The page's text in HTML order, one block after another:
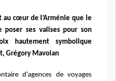
au cœur de l’Arménie que le
poser ses valises pour son
hautement symbolique
Grégory Mavoian
d’agences de voyages